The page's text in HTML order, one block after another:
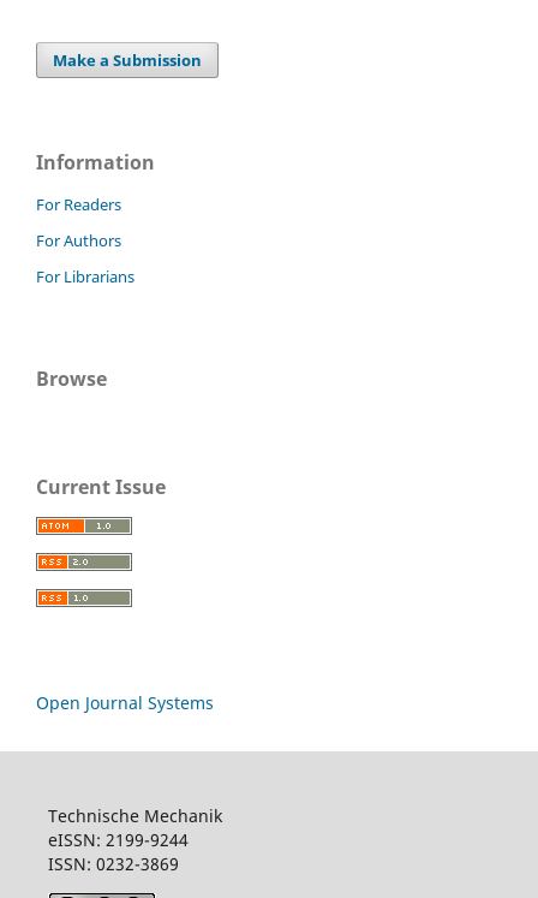
Make a Submission
Information
For Readers
For Authors
For Librarians
Browse
Current Issue
Open Journal Systems
Technische Mechanik
eISSN: 2199-9244
ISSN: 0232-3869